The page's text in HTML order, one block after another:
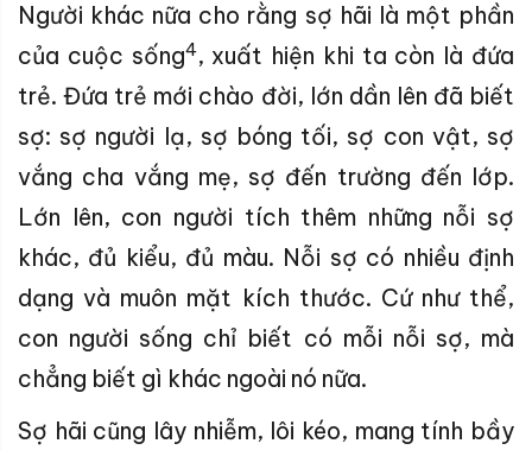
Người khác nữa cho rằng sợ hãi là một phần
của cuộc sống4, xuất hiện khi ta còn là đứa
trẻ. Đứa trẻ mới chào đời, lớn dần lên đã biết
sợ: sợ người lạ, sợ bóng tối, sợ con vật, sợ
vắng cha vắng mẹ, sợ đến trường đến lớp.
Lớn lên, con người tích thêm những nỗi sợ
khác, đủ kiểu, đủ màu. Nỗi sợ có nhiều định
dạng và muôn mặt kích thước. Cứ như thể,
con người sống chỉ biết có mỗi nỗi sợ, mà
chẳng biết gì khác ngoài nó nữa.
Sợ hãi cũng lây nhiễm, lôi kéo, mang tính bầy